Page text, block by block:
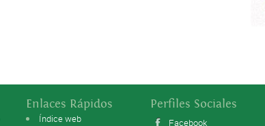
Enlaces Rápidos
Índice web
Perfiles Sociales
Facebook